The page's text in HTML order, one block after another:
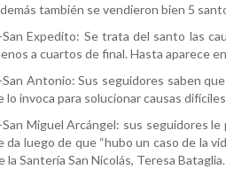
también se vendieron bien 5
San Expedito: Se trata del santo las
a cuartos de final. Hasta aparece
San Antonio: Sus seguidores saben
lo invoca para solucionar causas
Miguel Arcángel: sus seguidores
da luego de que “hubo un caso de la
la Santería San Nicolás, Teresa Bataglia.